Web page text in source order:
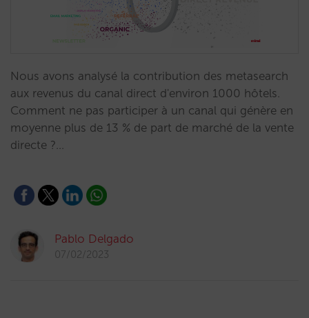
Nous avons analysé la contribution des metasearch
aux revenus du canal direct d'environ 1000 hôtels.
Comment ne pas participer à un canal qui génère en
moyenne plus de 13 % de part de marché de la vente
directe ?…
Pablo Delgado
07/02/2023